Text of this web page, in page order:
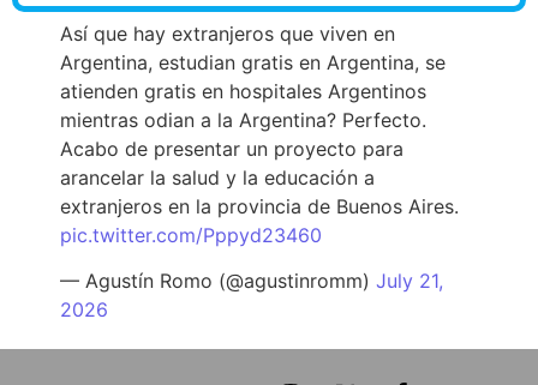
Así que hay extranjeros que viven en
Argentina, estudian gratis en Argentina, se
atienden gratis en hospitales Argentinos
mientras odian a la Argentina? Perfecto.
Acabo de presentar un proyecto para
arancelar la salud y la educación a
extranjeros en la provincia de Buenos Aires.
pic.twitter.com/Pppyd23460
— Agustín Romo (@agustinromm) July 21,
2026